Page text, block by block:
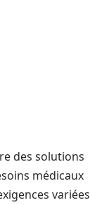
des solutions
médicaux